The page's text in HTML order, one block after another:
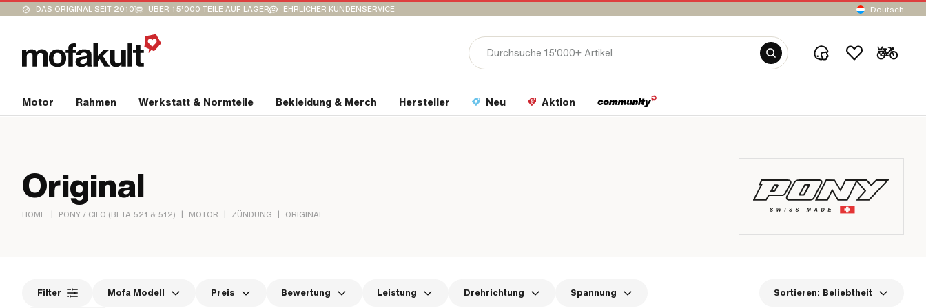
DAS ORIGINAL SEIT 2010 ÜBER 15’000 TEILE AUF LAGER EHRLICHER KUNDENSERVICE Deutsch
Motor Rahmen Werkstatt & Normteile Bekleidung & Merch Hersteller Neu Aktion
Original
HOME | PONY / CILO (BETA 521 & 512) | MOTOR | ZÜNDUNG | ORIGINAL
Filter Mofa Modell Preis Bewertung Leistung Drehrichtung Spannung Sortieren: Beliebtheit